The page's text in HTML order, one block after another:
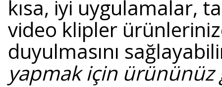
kısa, iyi uygulamalar,
video klipler
duyulmasını
yapmak için